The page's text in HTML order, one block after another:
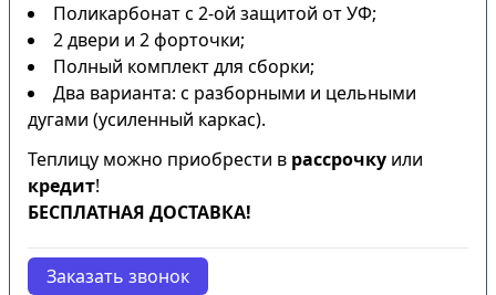
Поликарбонат с 2-ой защитой от УФ;
2 двери и 2 форточки;
Полный комплект для сборки;
Два варианта: с разборными и цельными
дугами (усиленный каркас).
Теплицу можно приобрести в рассрочку или
кредит!
БЕСПЛАТНАЯ ДОСТАВКА!
Заказать звонок